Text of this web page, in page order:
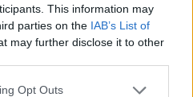
This information may
parties on the IAB’s List of
may further disclose it to other
app uses one or more Google
Opt Outs
Hitlernek, ahol rejtélyes
lőtte magát Geli barátnője,
Az amerikai Elizabeth
alatt a Vogue
hírnevet, de főleg a